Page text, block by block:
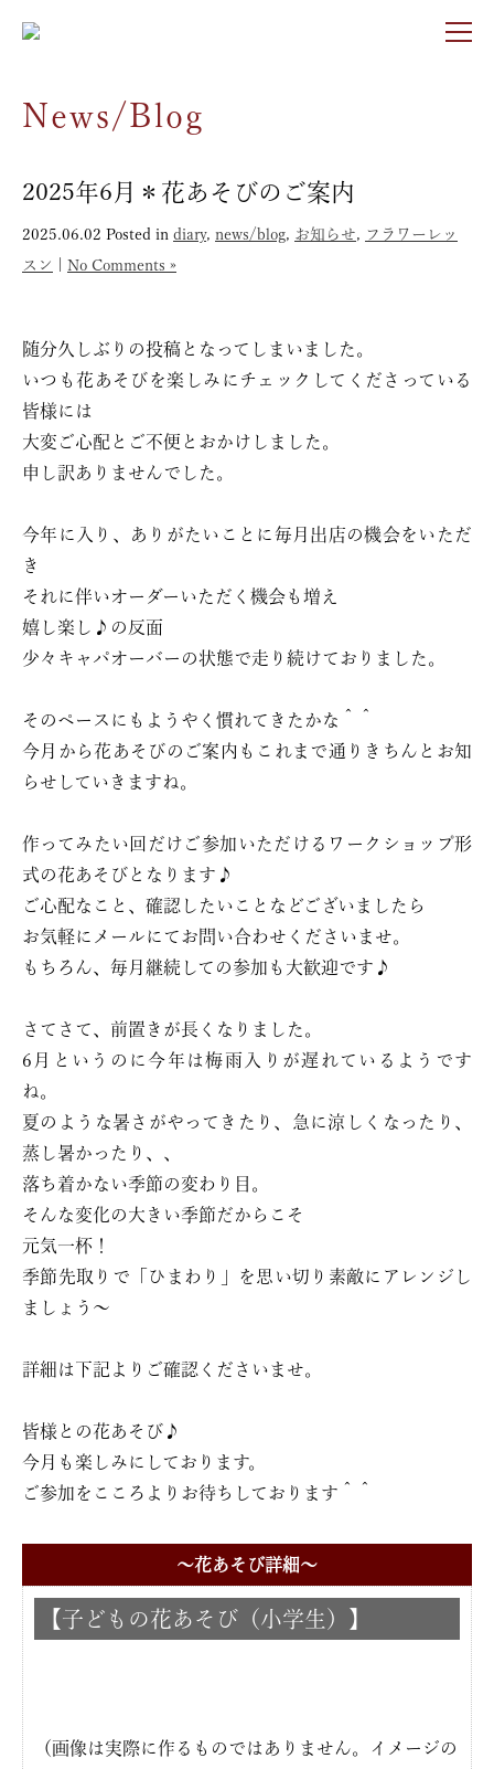
News/Blog
2025年6月＊花あそびのご案内
2025.06.02 Posted in diary, news/blog, お知らせ, フラワーレッ
スン
No Comments »
随分久しぶりの投稿となってしまいました。
いつも花あそびを楽しみにチェックしてくださっている
皆様には
大変ご心配とご不便とおかけしました。
申し訳ありませんでした。
今年に入り、ありがたいことに毎月出店の機会をいただ
き
それに伴いオーダーいただく機会も増え
嬉し楽し♪の反面
少々キャパオーバーの状態で走り続けておりました。
そのペースにもようやく慣れてきたかな＾＾
今月から花あそびのご案内もこれまで通りきちんとお知
らせしていきますね。
作ってみたい回だけご参加いただけるワークショップ形
式の花あそびとなります♪
ご心配なこと、確認したいことなどございましたら
お気軽にメールにてお問い合わせくださいませ。
もちろん、毎月継続しての参加も大歓迎です♪
さてさて、前置きが長くなりました。
6月というのに今年は梅雨入りが遅れているようです
ね。
夏のような暑さがやってきたり、急に涼しくなったり、
蒸し暑かったり、、
落ち着かない季節の変わり目。
そんな変化の大きい季節だからこそ
元気一杯！
季節先取りで「ひまわり」を思い切り素敵にアレンジし
ましょう〜
詳細は下記よりご確認くださいませ。
皆様との花あそび♪
今月も楽しみにしております。
ご参加をこころよりお待ちしております＾＾
〜花あそび詳細〜
【子どもの花あそび（小学生）】
（画像は実際に作るものではありません。イメージの